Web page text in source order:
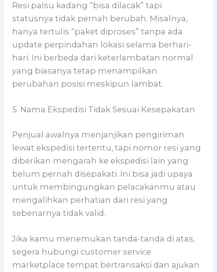
Resi palsu kadang “bisa dilacak” tapi
statusnya tidak pernah berubah. Misalnya,
hanya tertulis “paket diproses” tanpa ada
update perpindahan lokasi selama berhari-
hari. Ini berbeda dari keterlambatan normal
yang biasanya tetap menampilkan
perubahan posisi meskipun lambat.
5. Nama Ekspedisi Tidak Sesuai Kesepakatan
Penjual awalnya menjanjikan pengiriman
lewat ekspedisi tertentu, tapi nomor resi yang
diberikan mengarah ke ekspedisi lain yang
belum pernah disepakati. Ini bisa jadi upaya
untuk membingungkan pelacakanmu atau
mengalihkan perhatian dari resi yang
sebenarnya tidak valid.
Jika kamu menemukan tanda-tanda di atas,
segera hubungi customer service
marketplace tempat bertransaksi dan ajukan